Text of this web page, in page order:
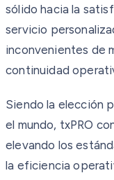
sólido hacia la
servicio
inconvenientes de
continuidad
Siendo la elección
el mundo, txPRO
elevando los
la eficiencia